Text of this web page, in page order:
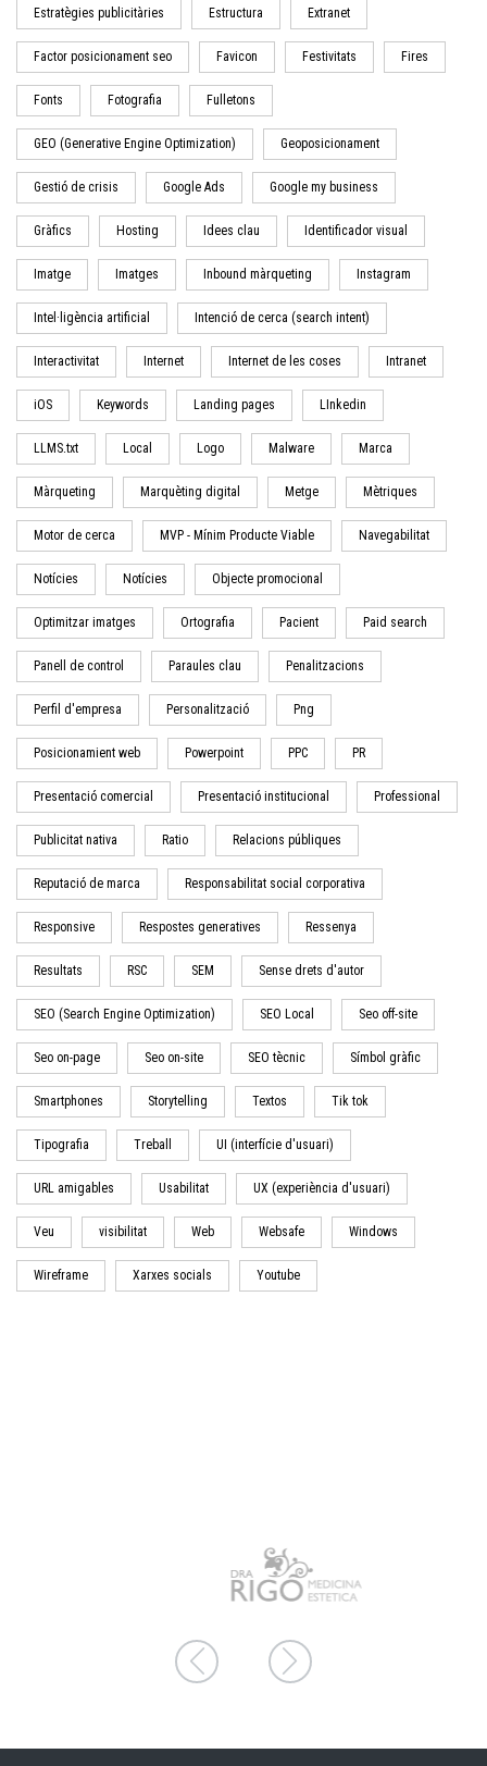
Estratègies publicitàries Estructura Extranet
Factor posicionament seo Favicon Festivitats Fires
Fonts Fotografia Fulletons
GEO (Generative Engine Optimization) Geoposicionament
Gestió de crisis Google Ads Google my business
Gràfics Hosting Idees clau Identificador visual
Imatge Imatges Inbound màrqueting Instagram
Intel·ligència artificial Intenció de cerca (search intent)
Interactivitat Internet Internet de les coses Intranet
iOS Keywords Landing pages LInkedin
LLMS.txt Local Logo Malware Marca
Màrqueting Marquèting digital Metge Mètriques
Motor de cerca MVP - Mínim Producte Viable Navegabilitat
Notícies Notícies Objecte promocional
Optimitzar imatges Ortografia Pacient Paid search
Panell de control Paraules clau Penalitzacions
Perfil d'empresa Personalització Png
Posicionamient web Powerpoint PPC PR
Presentació comercial Presentació institucional Professional
Publicitat nativa Ratio Relacions públiques
Reputació de marca Responsabilitat social corporativa
Responsive Respostes generatives Ressenya
Resultats RSC SEM Sense drets d'autor
SEO (Search Engine Optimization) SEO Local Seo off-site
Seo on-page Seo on-site SEO tècnic Símbol gràfic
Smartphones Storytelling Textos Tik tok
Tipografia Treball UI (interfície d'usuari)
URL amigables Usabilitat UX (experiència d'usuari)
Veu visibilitat Web Websafe Windows
Wireframe Xarxes socials Youtube